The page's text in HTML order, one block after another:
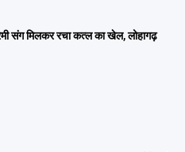
संग मिलकर रचा कत्ल का खेल, लोहागढ़